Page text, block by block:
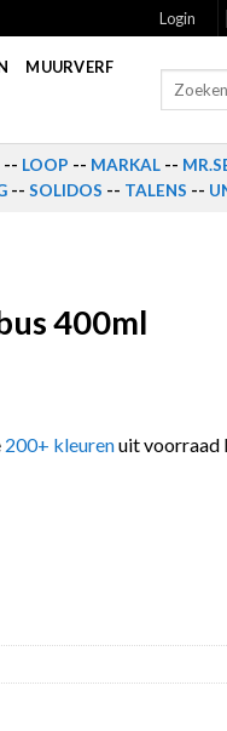
Login
MUURVERF
Zoeken
-- LOOP -- MARKAL --
-- SOLIDOS -- TALENS --
400ml
200+ kleurenuit voorraad